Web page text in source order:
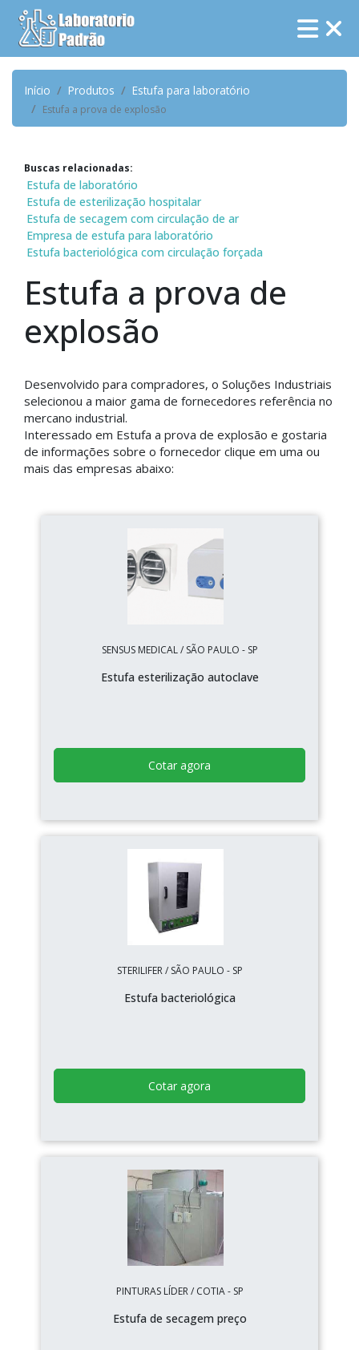
Início Produtos Estufa para laboratório
Estufa a prova de explosão
Buscas relacionadas:
Estufa de laboratório
Estufa de esterilização hospitalar
Estufa de secagem com circulação de ar
Empresa de estufa para laboratório
Estufa bacteriológica com circulação forçada
Estufa a prova de
explosão
Desenvolvido para compradores, o Soluções Industriais
selecionou a maior gama de fornecedores referência no
mercano industrial.
Interessado em Estufa a prova de explosão e gostaria
de informações sobre o fornecedor clique em uma ou
mais das empresas abaixo:
SENSUS MEDICAL / SÃO PAULO - SP
Estufa esterilização autoclave
Cotar agora
STERILIFER / SÃO PAULO - SP
Estufa bacteriológica
Cotar agora
PINTURAS LÍDER / COTIA - SP
Estufa de secagem preço